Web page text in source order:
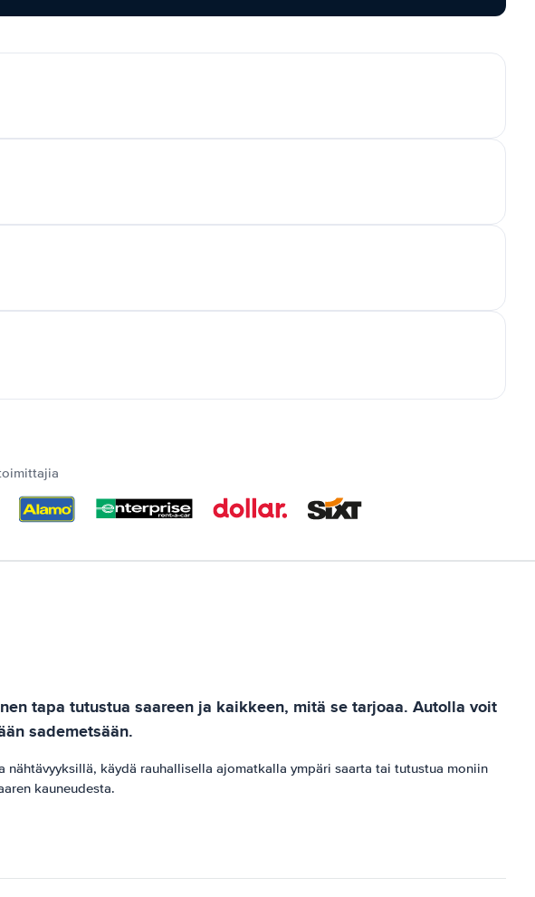
tapa tutustua saareen ja kaikkeen, mitä se tarjoaa. Autolla voit
sademetsään.
käydä rauhallisella ajomatkalla ympäri saarta tai tutustua moniin
kauneudesta.